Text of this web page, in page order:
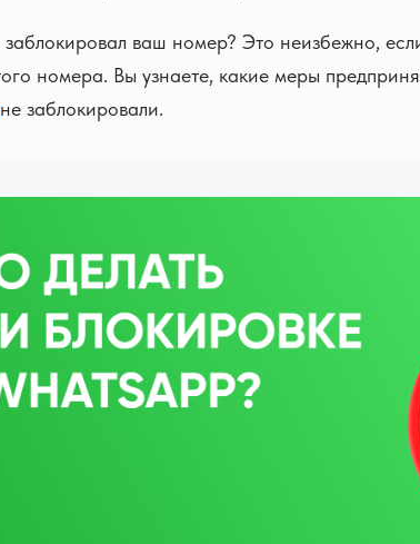
ваш номер? Это неизбежно,
номера. Вы узнаете, какие меры
не заблокировали.